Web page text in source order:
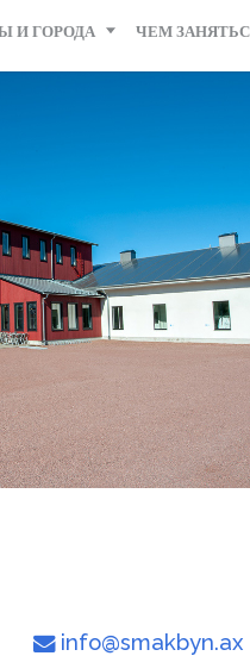
И ГОРОДА ЧЕМ
info@smakbyn.ax